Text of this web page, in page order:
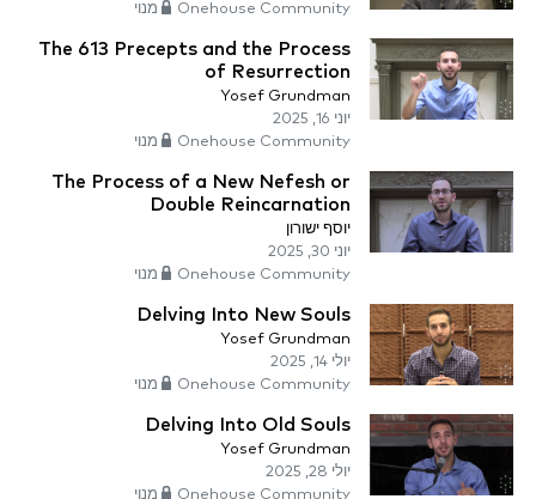
Onehouse Community מנוי
The 613 Precepts and the Process
of Resurrection
Yosef Grundman
יוני 16, 2025
Onehouse Community מנוי
The Process of a New Nefesh or
Double Reincarnation
יוסף ישורון
יוני 30, 2025
Onehouse Community מנוי
Delving Into New Souls
Yosef Grundman
יולי 14, 2025
Onehouse Community מנוי
Delving Into Old Souls
Yosef Grundman
יולי 28, 2025
Onehouse Community מנוי